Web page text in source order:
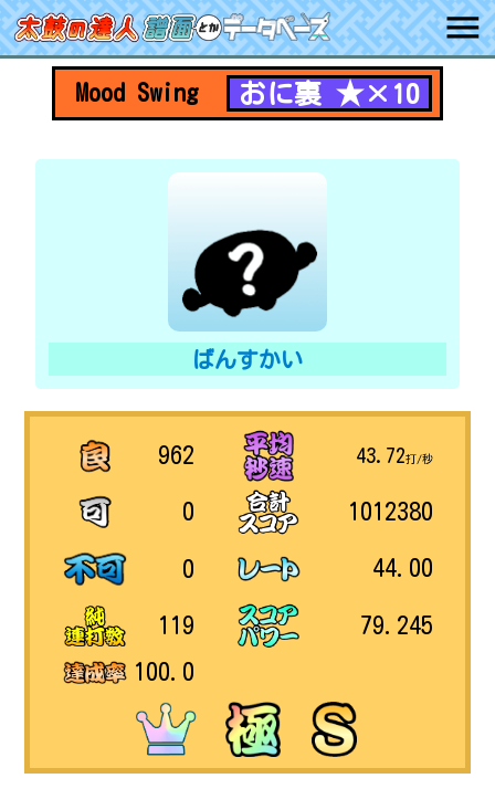
Mood Swing おに裏 ★×10
ばんすかい
962
0
0
119
100.0
43.72打/秒
1012380
44.00
79.245